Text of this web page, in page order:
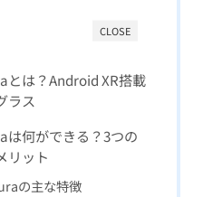
CLOSE
とは？Android XR搭載
ラス
は何ができる？3つの
リット
の主な特徴